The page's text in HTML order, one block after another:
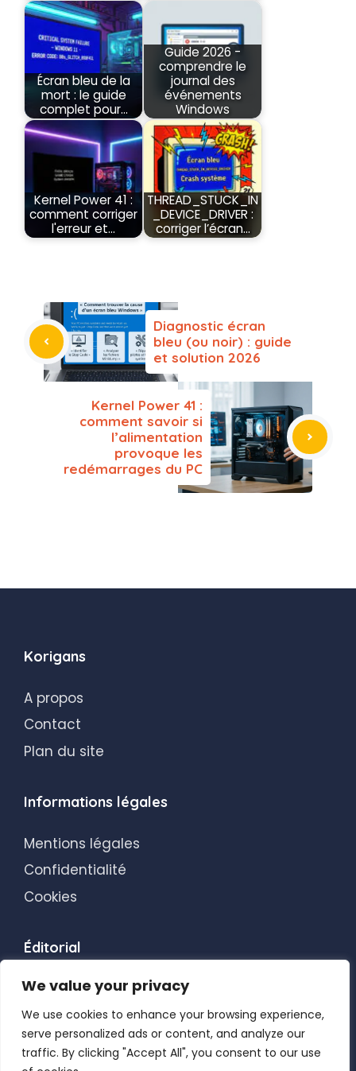
We value your privacy
We use cookies to enhance your browsing experience,
serve personalized ads or content, and analyze our
traffic. By clicking "Accept All", you consent to our use
Écran bleu de la
mort : le guide
complet pour…
Guide 2026 -
comprendre le
journal des
événements
Windows
Kernel Power 41 :
comment corriger
l'erreur et…
THREAD_STUCK_IN
_DEVICE_DRIVER :
corriger l’écran…
Diagnostic écran
bleu (ou noir) : guide
et solution 2026
Kernel Power 41 :
comment savoir si
l’alimentation
provoque les
redémarrages du PC
Korigans
A propos
Contact
Plan du site
Informations légales
Mentions légales
Confidentialité
Cookies
Éditorial
Transparence éditoriale
Blog